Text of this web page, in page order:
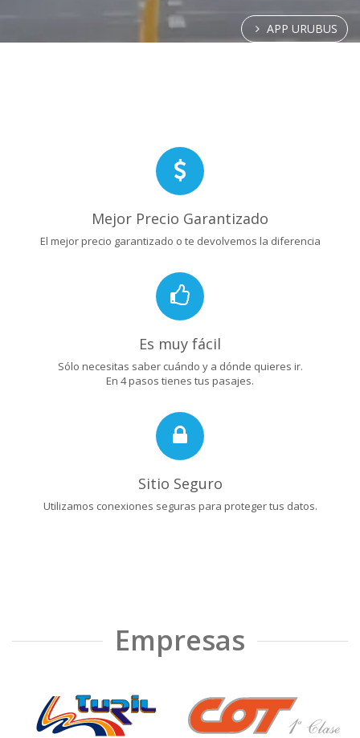
APP URUBUS
Mejor Precio Garantizado
El mejor precio garantizado o te devolvemos la diferencia
Es muy fácil
Sólo necesitas saber cuándo y a dónde quieres ir.
En 4 pasos tienes tus pasajes.
Sitio Seguro
Utilizamos conexiones seguras para proteger tus datos.
Empresas
❮ ❯